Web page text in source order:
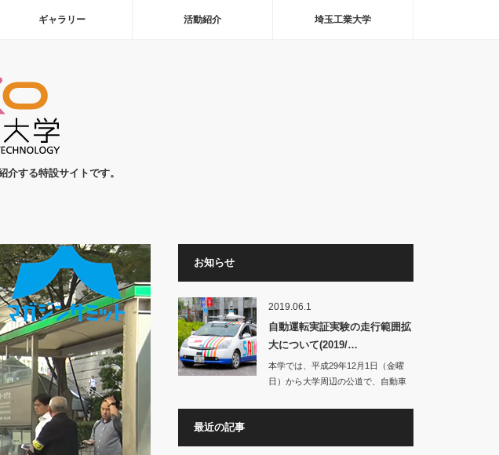
ギャラリー 活動紹介 埼玉工業大学
する特設サイトです。
お知らせ
2019.06.1
自動運転実証実験の走行範囲拡
大について(2019/…
本学では、平成29年12月1日（金曜
日）から大学周辺の公道で、自動車
最近の記事